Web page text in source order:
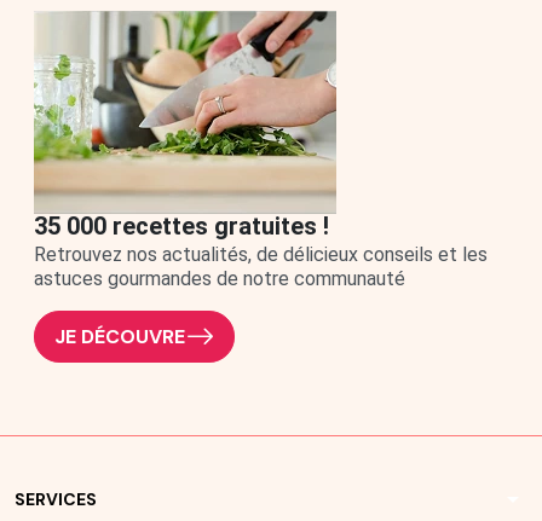
35 000 recettes gratuites !
Retrouvez nos actualités, de délicieux conseils et les
astuces gourmandes de notre communauté
JE DÉCOUVRE
SERVICES